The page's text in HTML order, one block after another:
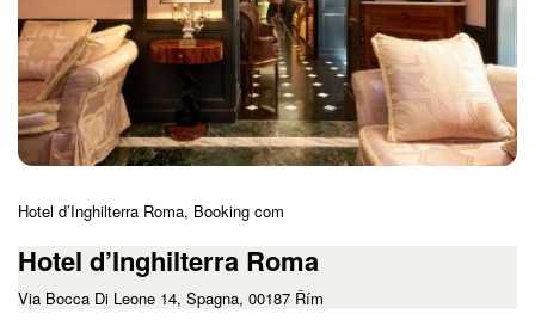
Hotel d’Inghilterra Roma, Booking com
Hotel d’Inghilterra Roma
Via Bocca Di Leone 14, Spagna, 00187 Řím